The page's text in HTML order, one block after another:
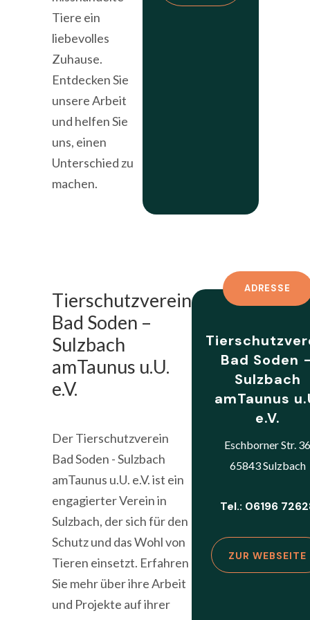
Tiere ein
liebevolles
Zuhause.
Entdecken Sie
unsere Arbeit
und helfen Sie
uns, einen
Unterschied zu
machen.
Tierschutzverein
Bad Soden –
Sulzbach
amTaunus u.U.
e.V.
Der Tierschutzverein
Bad Soden - Sulzbach
amTaunus u.U. e.V. ist ein
engagierter Verein in
Sulzbach, der sich für den
Schutz und das Wohl von
Tieren einsetzt. Erfahren
Sie mehr über ihre Arbeit
und Projekte auf ihrer
ADRESSE
Bad Soden
Sulzbach
amTaunus
e.V.
Eschborner Str.
65843 Sulzbach
Tel.: 06196
ZUR WEBSEITE